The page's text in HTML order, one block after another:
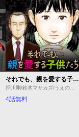
それでも、親を愛する子供たち
4話無料